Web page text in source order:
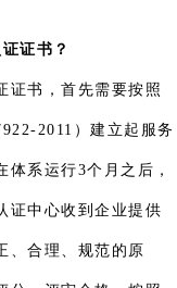
证书？
证书，首先需要按照
2011）建立起服务
系运行3个月之后，
证中心收到企业提供
、合理、规范的原